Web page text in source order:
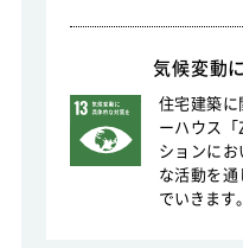
気候変動
住宅建築
ーハウス
ションに
な活動を
でいきます。